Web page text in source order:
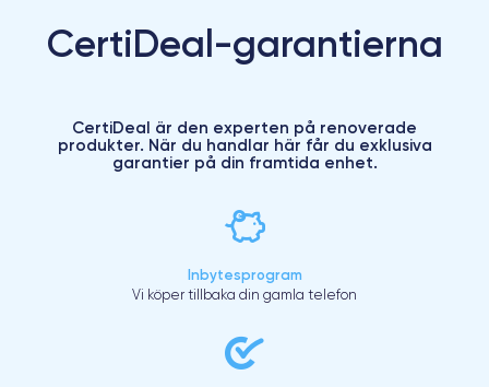
CertiDeal-garantierna
CertiDeal är den experten på renoverade
produkter. När du handlar här får du exklusiva
garantier på din framtida enhet.
Inbytesprogram
Vi köper tillbaka din gamla telefon